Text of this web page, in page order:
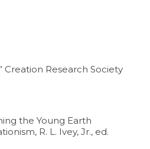
Creation Research Society
the Young Earth
R. L. Ivey, Jr., ed.